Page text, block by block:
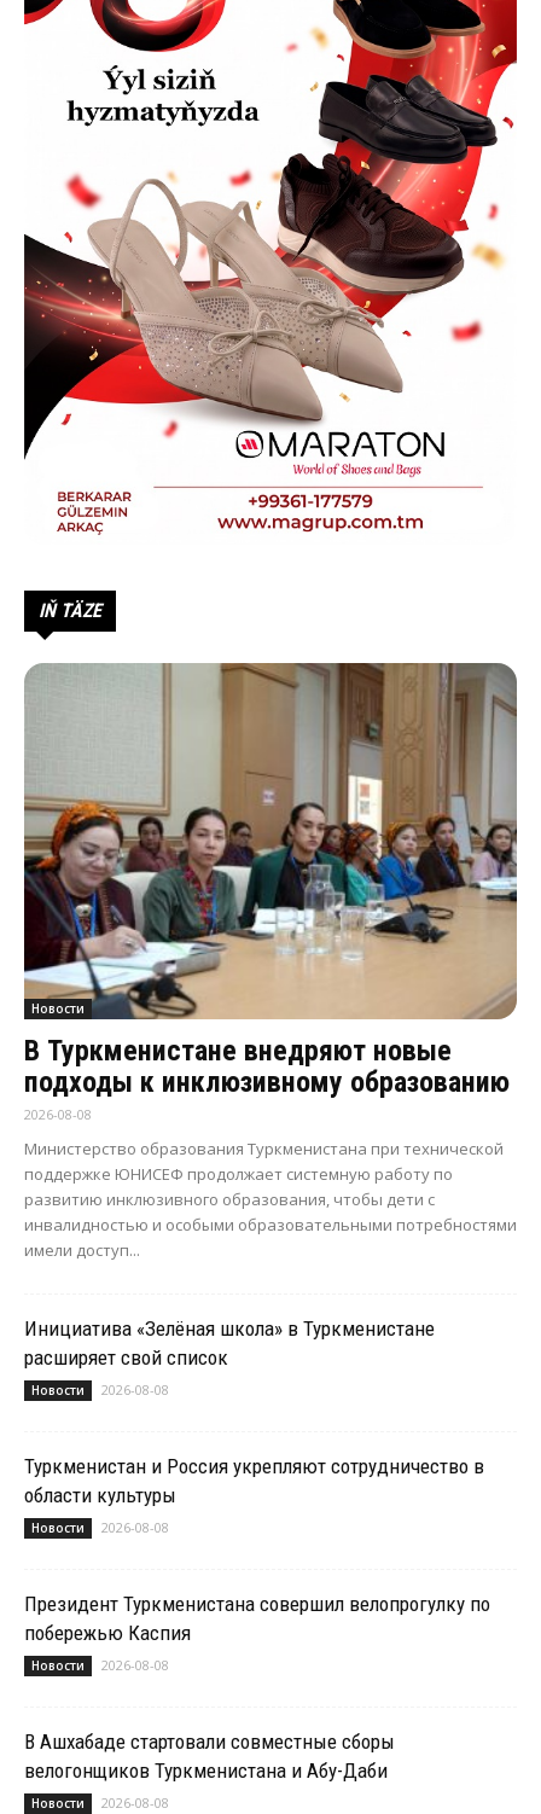
IŇ TÄZE
Новости
В Туркменистане внедряют новые
подходы к инклюзивному образованию
2026-08-08
Министерство образования Туркменистана при технической
поддержке ЮНИСЕФ продолжает системную работу по
развитию инклюзивного образования, чтобы дети с
инвалидностью и особыми образовательными потребностями
имели доступ...
Инициатива «Зелёная школа» в Туркменистане
расширяет свой список
Новости 2026-08-08
Туркменистан и Россия укрепляют сотрудничество в
области культуры
Новости 2026-08-08
Президент Туркменистана совершил велопрогулку по
побережью Каспия
Новости 2026-08-08
В Ашхабаде стартовали совместные сборы
велогонщиков Туркменистана и Абу-Даби
Новости 2026-08-08